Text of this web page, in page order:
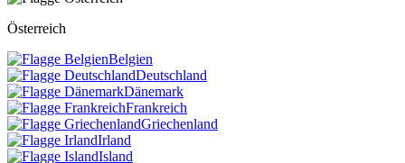
Österreich
Belgien
Deutschland
Dänemark
Frankreich
Griechenland
Irland
Island